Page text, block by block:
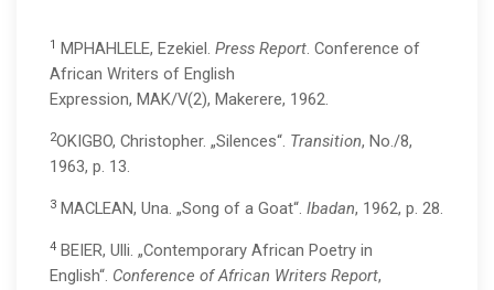
1 MPHAHLELE, Ezekiel. Press Report. Conference of
African Writers of English
Expression, MAK/V(2), Makerere, 1962.
2OKIGBO, Christopher. „Silences“. Transition, No./8,
1963, p. 13.
3 MACLEAN, Una. „Song of a Goat“. Ibadan, 1962, p. 28.
4 BEIER, Ulli. „Contemporary African Poetry in
English“. Conference of African Writers Report,